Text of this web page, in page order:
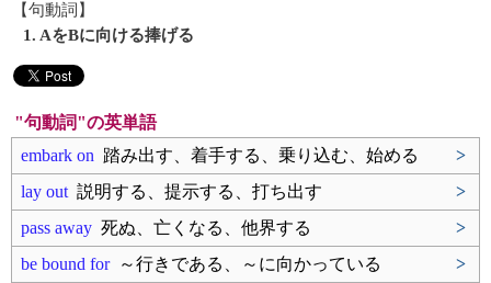
【句動詞】
1. AをBに向ける捧げる
"句動詞"の英単語
embark on 踏み出す、着手する、乗り込む、始める
>
lay out 説明する、提示する、打ち出す
>
pass away 死ぬ、亡くなる、他界する
>
be bound for～行きである、～に向かっている
>